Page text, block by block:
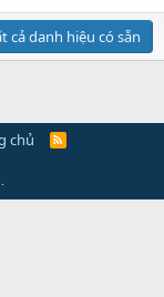
cả danh hiệu có sẵn
chủ